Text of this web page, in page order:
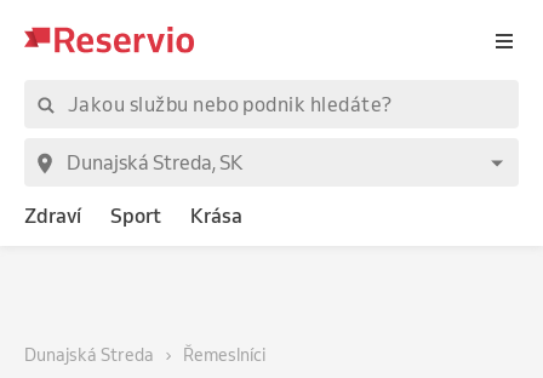
Zdraví Sport Krása
Dunajská Streda Řemeslníci